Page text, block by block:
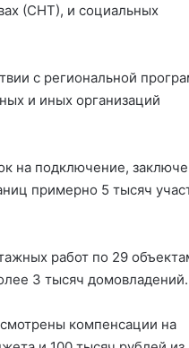
(СНТ), и социальных
с региональной
и иных организаций
на подключение,
примерно 5 тысяч
работ по 29
3 тысяч домовладений.
компенсации на